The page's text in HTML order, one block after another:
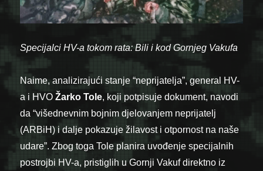
Specijalci HV-a tokom rata: Bili i kod Gornjeg Vakufa
Naime, analizirajući stanje “neprijatelja”, general HV-
a i HVOŽarko Tole, koji potpisuje dokument, navodi
da “višednevnim bojnim djelovanjem neprijatelj
(ARBiH) i dalje pokazuje žilavost i otpornost na naše
udare”. Zbog toga Tole planira uvođenje specijalnih
postrojbi HV-a, pristiglih u Gornji Vakuf direktno iz